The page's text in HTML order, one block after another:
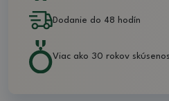
Dodanie do 48 hodín
Viac ako 30 rokov